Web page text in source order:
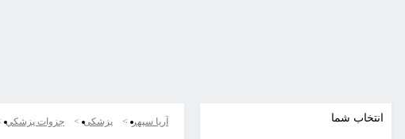
انتخاب شما آریا سپهر پزشکی جزوات پزشكي